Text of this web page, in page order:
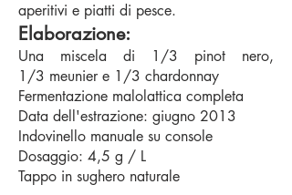
aperitivi e piatti di pesce.
Elaborazione:
Una miscela di 1/3 pinot nero,
1/3 meunier e 1/3 chardonnay
Fermentazione malolattica completa
Data dell'estrazione: giugno 2013
Indovinello manuale su console
Dosaggio: 4,5 g / L
Tappo in sughero naturale